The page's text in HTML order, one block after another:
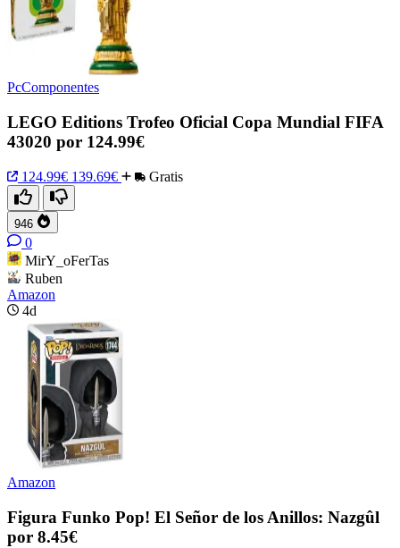
PcComponentes
LEGO Editions Trofeo Oficial Copa Mundial FIFA
43020 por 124.99€
124.99€ 139.69€ Gratis
946
0
MirY_oFerTas
Ruben
Amazon
4d
Amazon
Figura Funko Pop! El Señor de los Anillos: Nazgûl
por 8.45€